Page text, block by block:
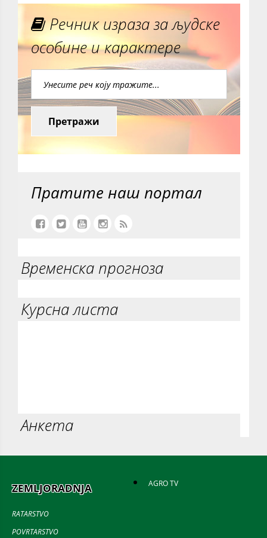
Речник израза за људске
особине и карактере
Претражи
Пратите наш портал
Временска прогноза
Курсна листа
Анкета
ZEMLJORADNJA
RATARSTVO
POVRTARSTVO
AGRO TV